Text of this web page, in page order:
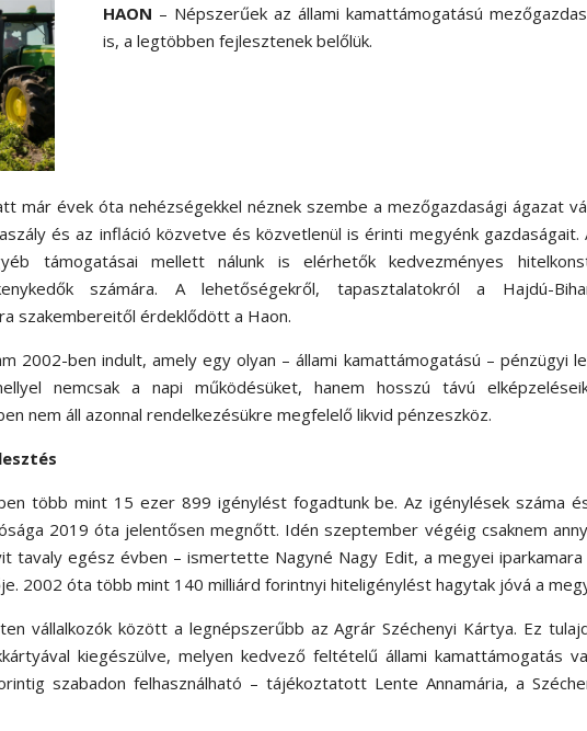
HAON – Népszerűek az állami kamattámogatású
is, a legtöbben fejlesztenek belőlük.
már évek óta nehézségekkel néznek szembe a mezőgazdasági ágazat
és az infláció közvetve és közvetlenül is érinti megyénk gazdaságait.
támogatásai mellett nálunk is elérhetők kedvezményes
számára. A lehetőségekről, tapasztalatokról a Hajdú-
szakembereitől érdeklődött a Haon.
2002-ben indult, amely egy olyan – állami kamattámogatású – pénzügyi
nemcsak a napi működésüket, hanem hosszú távú
nem áll azonnal rendelkezésükre megfelelő likvid pénzeszköz.
több mint 15 ezer 899 igénylést fogadtunk be. Az igénylések száma
2019 óta jelentősen megnőtt. Idén szeptember végéig csaknem
tavaly egész évben – ismertette Nagyné Nagy Edit, a megyei iparkamara
2002 óta több mint 140 milliárd forintnyi hiteligénylést hagytak jóvá a
vállalkozók között a legnépszerűbb az Agrár Széchenyi Kártya. Ez
kiegészülve, melyen kedvező feltételű állami kamattámogatás
szabadon felhasználható – tájékoztatott Lente Annamária, a